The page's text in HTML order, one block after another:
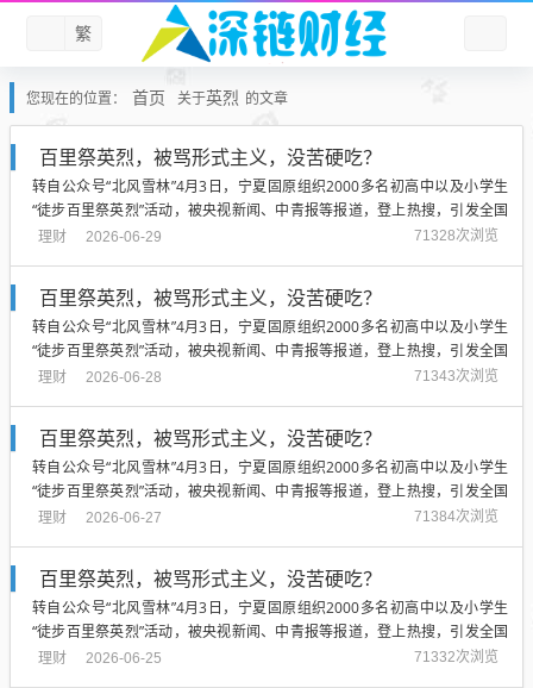
繁
您现在的位置： 首页 关于英烈 的文章
百里祭英烈，被骂形式主义，没苦硬吃？
转自公众号“北风雪林”4月3日，宁夏固原组织2000多名初高中以及小学生
“徒步百里祭英烈”活动，被央视新闻、中青报等报道，登上热搜，引发全国
热议。这场被官方定性为“行走的思政课”，“最好爱国教育”的活动，最初两天
理财 2026-06-29 71328次浏览
百里祭英烈，被骂形式主义，没苦硬吃？
转自公众号“北风雪林”4月3日，宁夏固原组织2000多名初高中以及小学生
“徒步百里祭英烈”活动，被央视新闻、中青报等报道，登上热搜，引发全国
热议。这场被官方定性为“行走的思政课”，“最好爱国教育”的活动，最初两天
理财 2026-06-28 71343次浏览
百里祭英烈，被骂形式主义，没苦硬吃？
转自公众号“北风雪林”4月3日，宁夏固原组织2000多名初高中以及小学生
“徒步百里祭英烈”活动，被央视新闻、中青报等报道，登上热搜，引发全国
热议。这场被官方定性为“行走的思政课”，“最好爱国教育”的活动，最初两天
理财 2026-06-27 71384次浏览
百里祭英烈，被骂形式主义，没苦硬吃？
转自公众号“北风雪林”4月3日，宁夏固原组织2000多名初高中以及小学生
“徒步百里祭英烈”活动，被央视新闻、中青报等报道，登上热搜，引发全国
热议。这场被官方定性为“行走的思政课”，“最好爱国教育”的活动，最初两天
理财 2026-06-25 71332次浏览